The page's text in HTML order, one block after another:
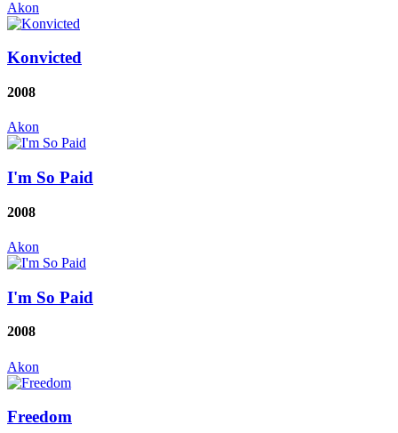
Akon
Konvicted
2008
Akon
I'm So Paid
2008
Akon
I'm So Paid
2008
Akon
Freedom